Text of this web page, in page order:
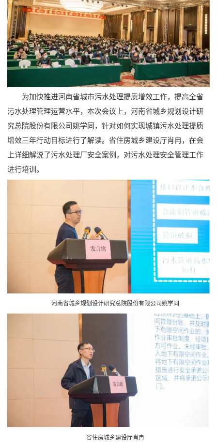
为加快推进河南省城市污水处理提质增效工作，提高全省
污水处理管理运营水平，本次会议上，河南省城乡规划设计研
究总院股份有限公司姚学同，针对如何实现城镇污水处理提质
增效三年行动目标进行了解读。省住房城乡建设厅肖冉，在会
上详细解说了污水处理厂安全案例，对污水处理安全管理工作
进行培训。
河南省城乡规划设计研究总院股份有限公司姚学同
省住房城乡建设厅肖冉